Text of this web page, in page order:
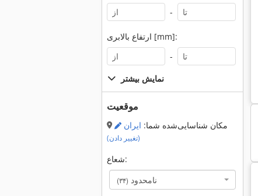
-
ارتفاع بالابری [mm]:
-
نمایش بیشتر
موقعیت
مکان شناسایی‌شده شما: ایران
(تغییر دادن)
شعاع:
نامحدود (۳۴)
Neuson 1503